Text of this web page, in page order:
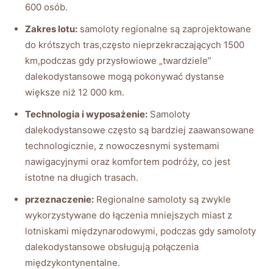
600 osób.
Zakres lotu: samoloty regionalne są zaprojektowane
do krótszych tras,często nieprzekraczających 1500
km,podczas gdy przysłowiowe „twardziele”
dalekodystansowe mogą pokonywać dystanse
większe niż 12 000 km.
Technologia i wyposażenie: Samoloty
dalekodystansowe często są bardziej zaawansowane
technologicznie, z nowoczesnymi systemami
nawigacyjnymi oraz komfortem podróży, co jest
istotne na długich trasach.
przeznaczenie: Regionalne samoloty są zwykle
wykorzystywane do łączenia mniejszych miast z
lotniskami międzynarodowymi, podczas gdy samoloty
dalekodystansowe obsługują połączenia
międzykontynentalne.